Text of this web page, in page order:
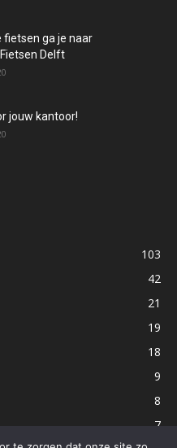
fietsen ga je naar
Delft
jouw kantoor!
103
42
21
19
18
9
8
7